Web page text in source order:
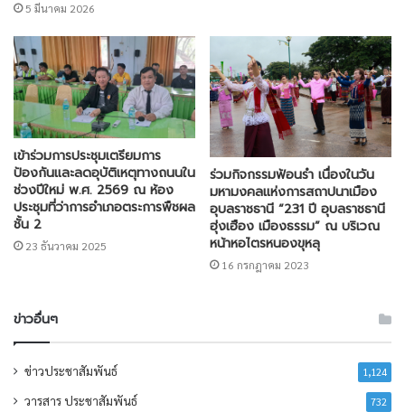
5 มีนาคม 2026
เข้าร่วมการประชุมเตรียมการ
ป้องกันและลดอุบัติเหตุทางถนนใน
ช่วงปีใหม่ พ.ศ. 2569 ณ ห้อง
ประชุมที่ว่าการอำเภอตระการพืชผล
ชั้น 2
23 ธันวาคม 2025
ร่วมกิจกรรมฟ้อนรำ เนื่องในวัน
มหามงคลแห่งการสถาปนาเมือง
อุบลราชธานี “231 ปี อุบลราชธานี
ฮุ่งเฮือง เมืองธรรม” ณ บริเวณ
หน้าหอไตรหนองขุหลุ
16 กรกฎาคม 2023
ข่าวอื่นๆ
ข่าวประชาสัมพันธ์ 1,124
วารสาร ประชาสัมพันธ์ 732